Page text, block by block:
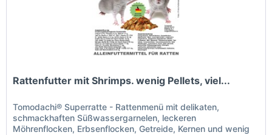
Rattenfutter mit Shrimps. wenig Pellets, viel...
Tomodachi® Superratte - Rattenmenü mit delikaten,
schmackhaften Süßwassergarnelen, leckeren
Möhrenflocken, Erbsenflocken, Getreide, Kernen und wenig